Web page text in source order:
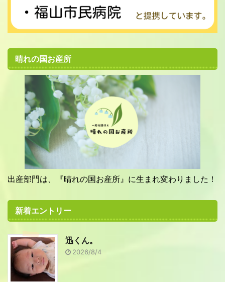
晴れの国お産所
出産部門は、『晴れの国お産所』に生まれ変わりました！
新着エントリー
迅くん。
2026/8/4